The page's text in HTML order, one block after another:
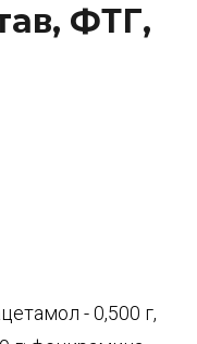
ФТГ,
- 0,500 г,